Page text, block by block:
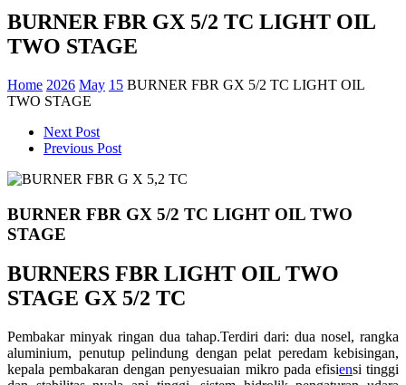
BURNER FBR GX 5/2 TC LIGHT OIL
TWO STAGE
Home 2026 May 15 BURNER FBR GX 5/2 TC LIGHT OIL
TWO STAGE
Next Post
Previous Post
BURNER FBR GX 5/2 TC LIGHT OIL TWO
STAGE
BURNERS FBR LIGHT OIL TWO
STAGE GX 5/2 TC
Pembakar minyak ringan dua tahap.Terdiri dari: dua nosel, rangka
aluminium, penutup pelindung dengan pelat peredam kebisingan,
kepala pembakaran dengan penyesuaian mikro pada efisiensi tinggi